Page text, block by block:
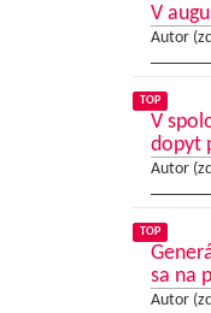
V
Autor
TOP
V
dopyt
Autor
TOP
sa na
Autor